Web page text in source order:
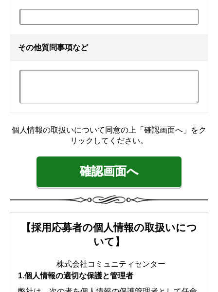
その他質問事項など
【採用応募者の個人情報の取扱いにつ
いて】
株式会社コミュニティセンター
1.個人情報の適切な保護と管理者